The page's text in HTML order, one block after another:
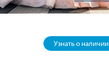
Узнать о наличии